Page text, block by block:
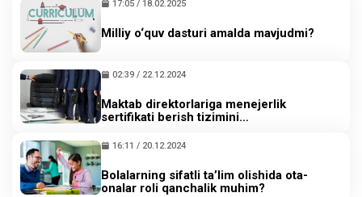
Milliy o‘quv dasturi amalda mavjudmi?
17:05 / 18.02.2025
Maktab direktorlariga menejerlik
sertifikati berish tizimini
nimada?
02:39 / 22.12.2024
Bolalarning sifatli ta’lim olishida ota-
onalar roli qanchalik muhim?
16:11 / 20.12.2024